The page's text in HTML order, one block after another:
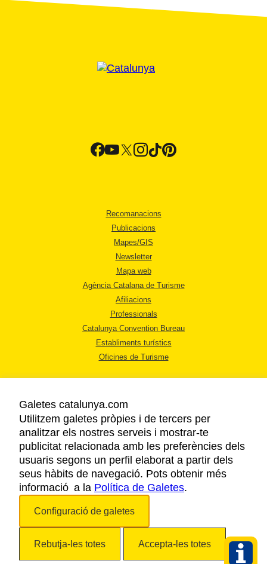
Recomanacions
Publicacions
Mapes/GIS
Newsletter
Mapa web
Agència Catalana de Turisme
Afiliacions
Professionals
Catalunya Convention Bureau
Establiments turístics
Oficines de Turisme
AVÍS LEGAL
POLÍTICA DE PRIVACITAT
COOKIES
ACCESSIBILITAT
Galetes catalunya.com
Utilitzem galetes pròpies i de tercers per
analitzar els nostres serveis i mostrar-te
publicitat relacionada amb les preferències dels
usuaris segons un perfil elaborat a partir dels
seus hàbits de navegació. Pots obtenir més
informació a la Política de Galetes.
Configuració de galetes
Rebutja-les totes Accepta-les totes